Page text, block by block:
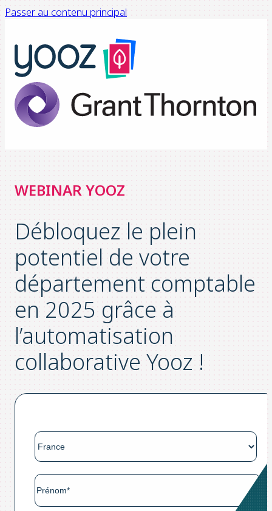
Passer au contenu principal
WEBINAR YOOZ
Débloquez le plein
potentiel de votre
département comptable
en 2025 grâce à
l’automatisation
collaborative Yooz !